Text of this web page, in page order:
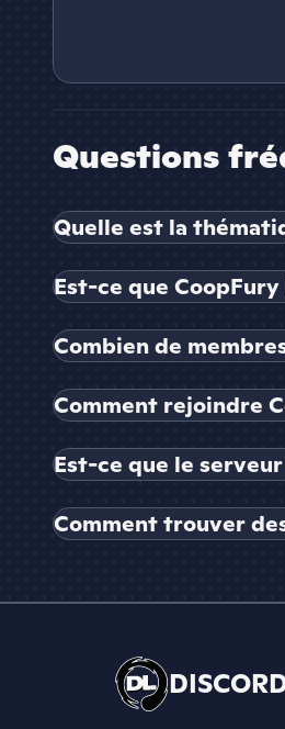
Questions
Quelle est la
Est-ce que
Combien de
Comment rejoindre
Est-ce que le
Comment trouver